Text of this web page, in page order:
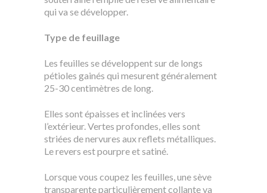
qui va se développer.
Type de feuillage
Les feuilles se développent sur de longs
pétioles gainés qui mesurent généralement
25-30 centimètres de long.
Elles sont épaisses et inclinées vers
l’extérieur. Vertes profondes, elles sont
striées de nervures aux reflets métalliques.
Le revers est pourpre et satiné.
Lorsque vous coupez les feuilles, une sève
transparente particulièrement collante va